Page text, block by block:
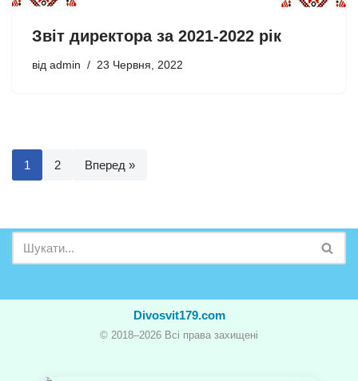
Звіт директора за 2021-2022 рік
від admin 23 Червня, 2022
1 2 Вперед »
Divosvit179.com
© 2018–2026 Всі права захищені